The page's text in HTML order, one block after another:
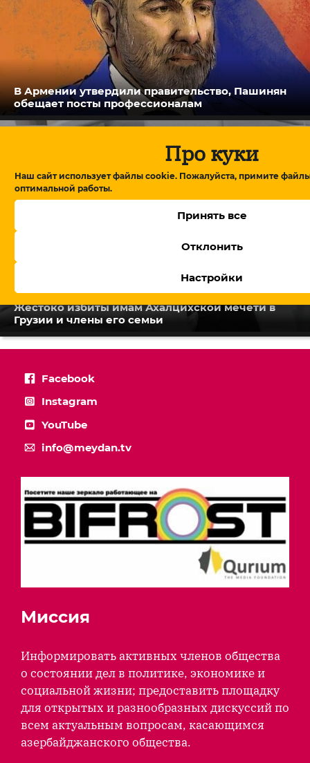
Про куки
Наш сайт использует файлы cookie. Пожалуйста, примите
оптимальной работы.
Принять все
Отклонить
Настройки
В Армении утвердили правительство, Пашинян
обещает посты профессионалам
Жестоко избиты имам Ахалцихской мечети в
Грузии и члены его семьи
Facebook
Instagram
YouTube
info@meydan.tv
Миссия
Информировать активных членов общества
о состоянии дел в политике, экономике и
социальной жизни; предоставить площадку
для открытых и разнообразных дискуссий по
всем актуальным вопросам, касающимся
азербайджанского общества.